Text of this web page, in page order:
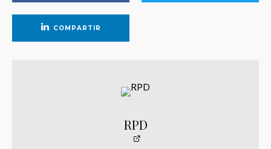
COMPARTIR
RPD